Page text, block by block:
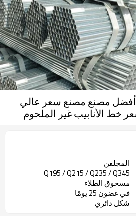
تيانجين YF GROUP أفضل مصنع مصنع سعر عالي
المجلفن
Q195 / Q215 / Q235 / Q345
مسحوق الطلاء
في غضون 25 يومًا
شكل دائري